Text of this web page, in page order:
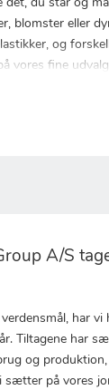
det, du står og
blomster eller
og
vores fine
A/S
verdensmål, har
Tiltagene har
og
sætter på vores